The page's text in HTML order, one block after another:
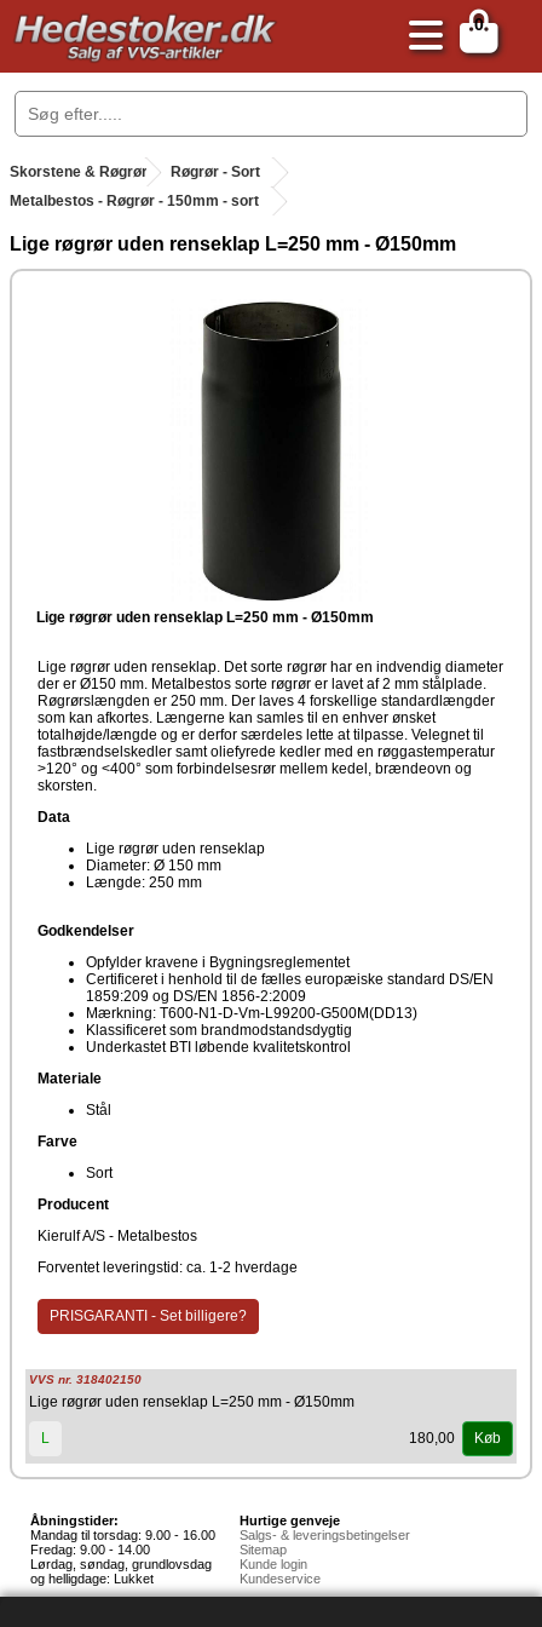
0
.
Skorstene & Røgrør .
Røgrør - Sort
Metalbestos - Røgrør - 150mm - sort
Lige røgrør uden renseklap L=250 mm - Ø150mm
Lige røgrør uden renseklap L=250 mm - Ø150mm
Lige røgrør uden renseklap. Det sorte røgrør har en indvendig diameter
der er Ø150 mm. Metalbestos sorte røgrør er lavet af 2 mm stålplade.
Røgrørslængden er 250 mm. Der laves 4 forskellige standardlængder
som kan afkortes. Længerne kan samles til en enhver ønsket
totalhøjde/længde og er derfor særdeles lette at tilpasse. Velegnet til
fastbrændselskedler samt oliefyrede kedler med en røggastemperatur
>120° og <400° som forbindelsesrør mellem kedel, brændeovn og
skorsten.
Data
Lige røgrør uden renseklap
Diameter: Ø 150 mm
Længde: 250 mm
Godkendelser
Opfylder kravene i Bygningsreglementet
Certificeret i henhold til de fælles europæiske standard DS/EN
1859:209 og DS/EN 1856-2:2009
Mærkning: T600-N1-D-Vm-L99200-G500M(DD13)
Klassificeret som brandmodstandsdygtig
Underkastet BTI løbende kvalitetskontrol
Materiale
Stål
Farve
Sort
Producent
Kierulf A/S - Metalbestos
Forventet leveringstid: ca. 1-2 hverdage
PRISGARANTI - Set billigere?
VVS nr. 318402150
Lige røgrør uden renseklap L=250 mm - Ø150mm
L 180,00 Køb
Åbningstider:
Mandag til torsdag: 9.00 - 16.00
Fredag: 9.00 - 14.00
Lørdag, søndag, grundlovsdag
og helligdage: Lukket
Hurtige genveje
Salgs- & leveringsbetingelser
Sitemap
Kunde login
Kundeservice